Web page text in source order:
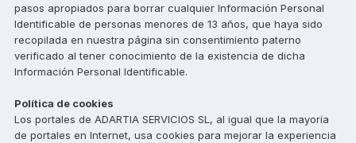
pasos apropiados para borrar cualquier Información Personal
Identificable de personas menores de 13 años, que haya sido
recopilada en nuestra página sin consentimiento paterno
verificado al tener conocimiento de la existencia de dicha
Información Personal Identificable.
Política de cookies
Los portales de ADARTIA SERVICIOS SL, al igual que la mayoría
de portales en Internet, usa cookies para mejorar la experiencia